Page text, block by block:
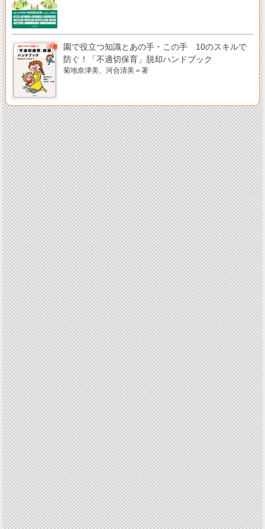
園で役立つ知識とあの手・この手 10のスキルで
防ぐ！「不適切保育」脱却ハンドブック
菊地奈津美、河合清美＝著